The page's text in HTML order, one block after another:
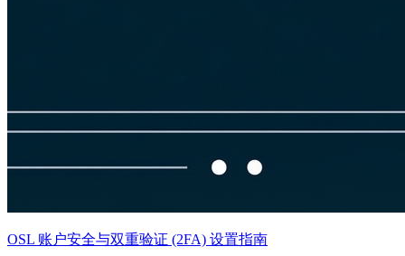
OSL 账户安全与双重验证 (2FA) 设置指南